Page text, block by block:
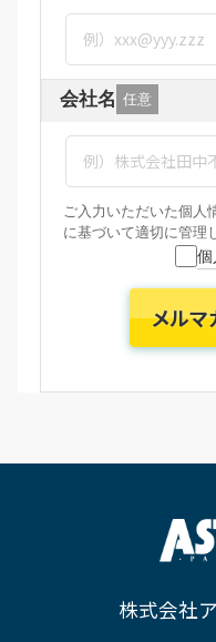
会社名 任意
ご入力いただいた個人
に基づいて適切に管理
個
株式会社